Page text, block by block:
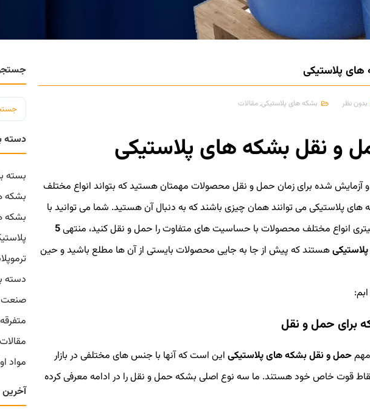
بدون نظر بشکه های پلاستیکی,مقالات
و آزمایش شده برای زمان حمل و نقل محصولات مهمتان هستید که بتواند انواع مختلف
پلاستیکی می توانند همان چیزی باشند که به دنبال آن هستید. شما می توانید با
5
هستند که پیش از جا به جایی محصولات بایستی از آن ها مطلع باشید و حین
برای حمل و نقل
حمل و نقل بشکه های پلاستیکی این است که آنها با جنس های مختلفی در بازار
قوت خاص خود هستند. ما سه نوع اصلی بشکه حمل و نقل را در ادامه معرفی کرده
دسته
بسته
بشکه
بشکه
دسته
صنعت
متفرقه
مقالات
مواد
آخرین